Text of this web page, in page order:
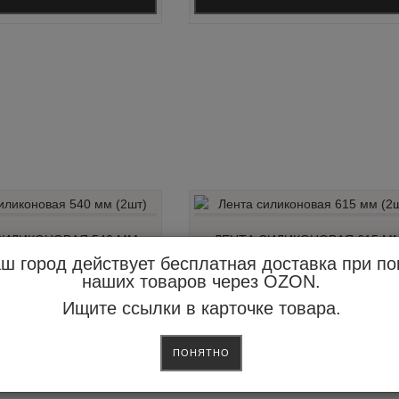
город действует бесплатная доставка при
наших товаров через OZON.
Ищите ссылки в карточке товара.
ПОНЯТНО
540 ММ
р.
ЛЕНТА СИЛИКОНОВАЯ 615
217.00 р.